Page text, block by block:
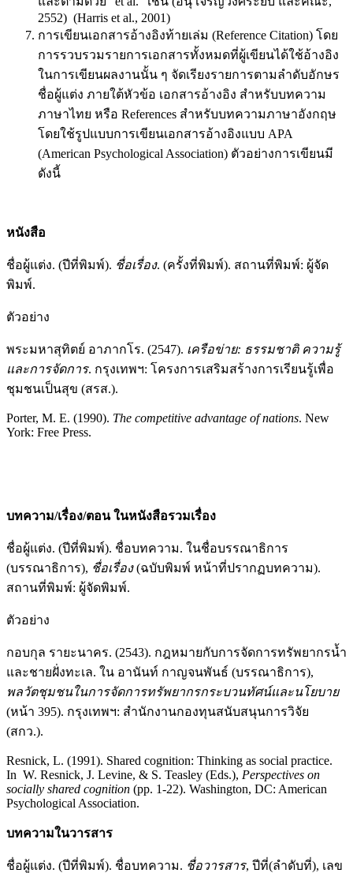
2552) (Harris et al., 2001)
การเขียนเอกสารอ้างอิงท้ายเล่ม (Reference Citation) โดย
การรวบรวมรายการเอกสารทั้งหมดที่ผู้เขียนได้ใช้อ้างอิง
ในการเขียนผลงานนั้น ๆ จัดเรียงรายการตามลำดับอักษร
ชื่อผู้แต่ง ภายใต้หัวข้อ เอกสารอ้างอิง สำหรับบทความ
ภาษาไทย หรือ References สำหรับบทความภาษาอังกฤษ
โดยใช้รูปแบบการเขียนเอกสารอ้างอิงแบบ APA
(American Psychological Association) ตัวอย่างการเขียนมี
ดังนี้
หนังสือ
ชื่อผู้แต่ง. (ปีที่พิมพ์). ชื่อเรื่อง. (ครั้งที่พิมพ์). สถานที่พิมพ์: ผู้จัด
พิมพ์.
ตัวอย่าง
พระมหาสุทิตย์ อาภากโร. (2547). เครือข่าย: ธรรมชาติ ความรู้
และการจัดการ. กรุงเทพฯ: โครงการเสริมสร้างการเรียนรู้เพื่อ
ชุมชนเป็นสุข (สรส.).
Porter, M. E. (1990). The competitive advantage of nations. New
York: Free Press.
บทความ/เรื่อง/ตอน ในหนังสือรวมเรื่อง
ชื่อผู้แต่ง. (ปีที่พิมพ์). ชื่อบทความ. ในชื่อบรรณาธิการ
(บรรณาธิการ), ชื่อเรื่อง(ฉบับพิมพ์ หน้าที่ปรากฏบทความ).
สถานที่พิมพ์: ผู้จัดพิมพ์.
ตัวอย่าง
กอบกุล รายะนาคร. (2543). กฎหมายกับการจัดการทรัพยากรน้ำ
และชายฝั่งทะเล. ใน อานันท์ กาญจนพันธ์ (บรรณาธิการ),
พลวัตชุมชนในการจัดการทรัพยากรกระบวนทัศน์และนโยบาย
(หน้า 395). กรุงเทพฯ: สำนักงานกองทุนสนับสนุนการวิจัย
(สกว.).
Resnick, L. (1991). Shared cognition: Thinking as social practice.
In W. Resnick, J. Levine, & S. Teasley (Eds.), Perspectives on
socially shared cognition (pp. 1-22). Washington, DC: American
Psychological Association.
บทความในวารสาร
ชื่อผู้แต่ง. (ปีที่พิมพ์). ชื่อบทความ. ชื่อวารสาร, ปีที่(ลำดับที่), เลข